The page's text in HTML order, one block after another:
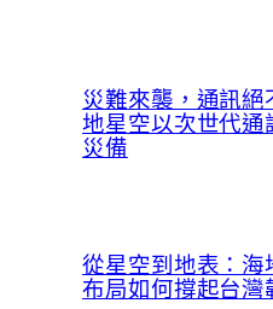
災難來襲，通訊絕
地星空以次世代通
災備
從星空到地表：海
布局如何撐起台灣